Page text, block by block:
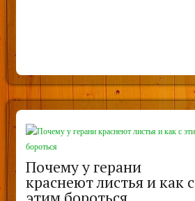
Почему у герани
краснеют листья и как с